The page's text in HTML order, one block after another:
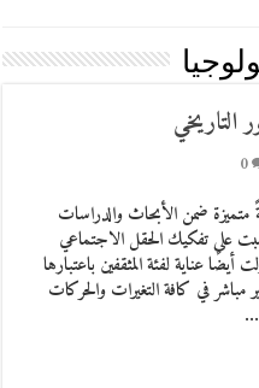
التاريخي
0
ضمن الأبحاث والدراسات
على تفكيك الحقل الاجتماعي
عناية لفئة المثقفين باعتبارها
مباشر في كافة التغيرات والحركات
…